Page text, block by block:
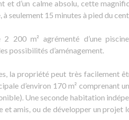
et d’un calme absolu, cette
seulement 15 minutes à pied du
200 m² agrémenté d’une
possibilités d’aménagement.
la propriété peut très facilement
d’environ 170 m² comprenant
Une seconde habitation
amis, ou de développer un projet